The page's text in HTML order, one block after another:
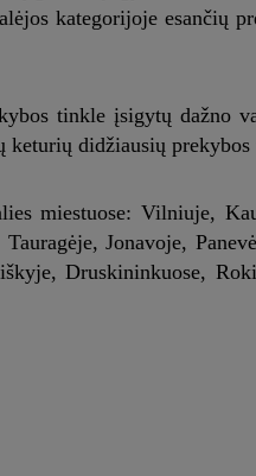
kategorijoje esančių
tinkle įsigytų dažno
keturių didžiausių
miestuose: Vilniuje,
Jonavoje,
Druskininkuose,